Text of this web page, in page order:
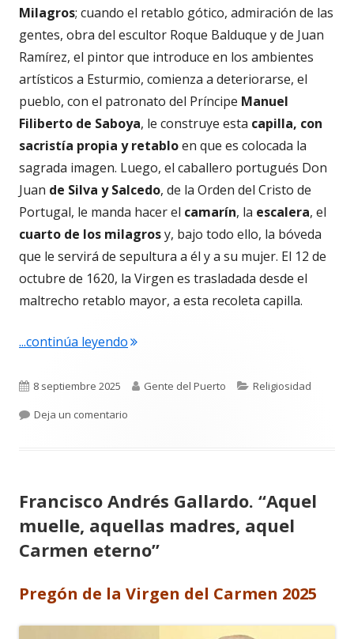
Milagros; cuando el retablo gótico, admiración de las
gentes, obra del escultor Roque Balduque y de Juan
Ramírez, el pintor que introduce en los ambientes
artísticos a Esturmio, comienza a deteriorarse, el
pueblo, con el patronato del Príncipe Manuel
Filiberto de Saboya, le construye esta capilla, con
sacristía propia y retabloen que es colocada la
sagrada imagen. Luego, el caballero portugués Don
Juan de Silva y Salcedo, de la Orden del Cristo de
Portugal, le manda hacer el camarín, la escalera, el
cuarto de los milagrosy, bajo todo ello, la bóveda
que le servirá de sepultura a él y a su mujer. El 12 de
octubre de 1620, la Virgen es trasladada desde el
maltrecho retablo mayor, a esta recoleta capilla.
...continúa leyendo"Desde el camarín de la Virgen de los
Publicado
el
8 septiembre 2025 Autor
Gente del Puerto Categorías
Religiosidad
Deja un comentario
Francisco Andrés Gallardo. “Aquel
muelle, aquellas madres, aquel
Carmen eterno”
Pregón de la Virgen del Carmen 2025